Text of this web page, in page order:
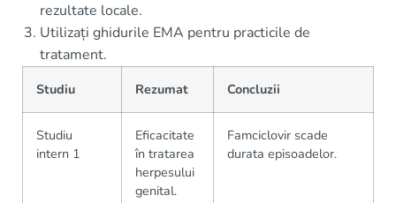
rezultate locale.
Utilizați ghidurile EMA pentru practicile de
tratament.
Studiu Rezumat Concluzii
Studiu
intern 1
Eficacitate
în tratarea
herpesului
genital.
Famciclovir scade
durata episoadelor.